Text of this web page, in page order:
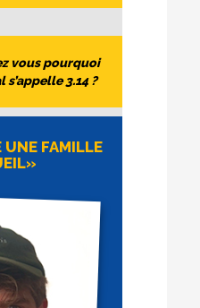
vous pourquoi
3.14 ?
UNE FAMILLE